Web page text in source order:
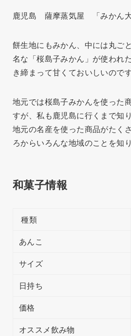
鹿児島 薩摩蒸気屋 「みかん大
餅生地にもみかん、中には丸ご
名な「桜島子みかん」が使われ
き締まって甘くておいしいので
地元では桜島子みかんを使った
すが、私も鹿児島に行くまで知
地元の名産を使った商品がたく
ろからいろんな地域のことを知
和菓子情報
種類
あんこ
サイズ
日持ち
価格
オススメ飲み物